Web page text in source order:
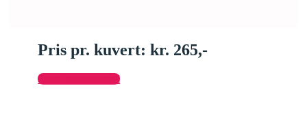
Pris pr. kuvert: kr. 265,-
Send forespørgsel